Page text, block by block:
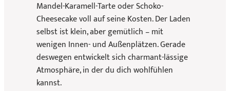
Mandel-Karamell-Tarte oder Schoko-
Cheesecake voll auf seine Kosten. Der Laden
selbst ist klein, aber gemütlich – mit
wenigen Innen- und Außenplätzen. Gerade
deswegen entwickelt sich charmant-lässige
Atmosphäre, in der du dich wohlfühlen
kannst.